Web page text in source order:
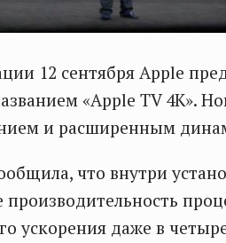
12 сентября Apple
«Apple TV 4K».
и расширенным
что внутри
производительность
ускорения даже в